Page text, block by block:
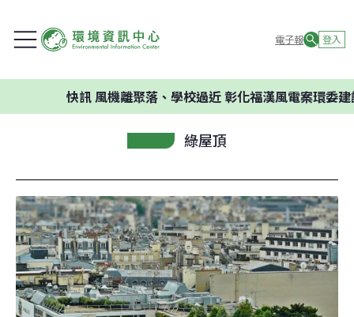
電子報 登入
風機離聚落、學校過近 彰化福漢風電案環委建議不應開
綠屋頂